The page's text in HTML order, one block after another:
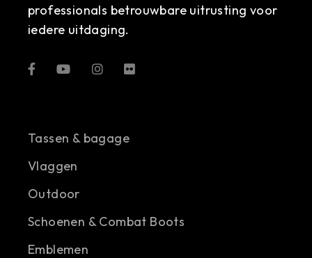
professionals betrouwbare uitrusting voor
iedere uitdaging.
Tassen & bagage
Vlaggen
Outdoor
Schoenen & Combat Boots
Emblemen